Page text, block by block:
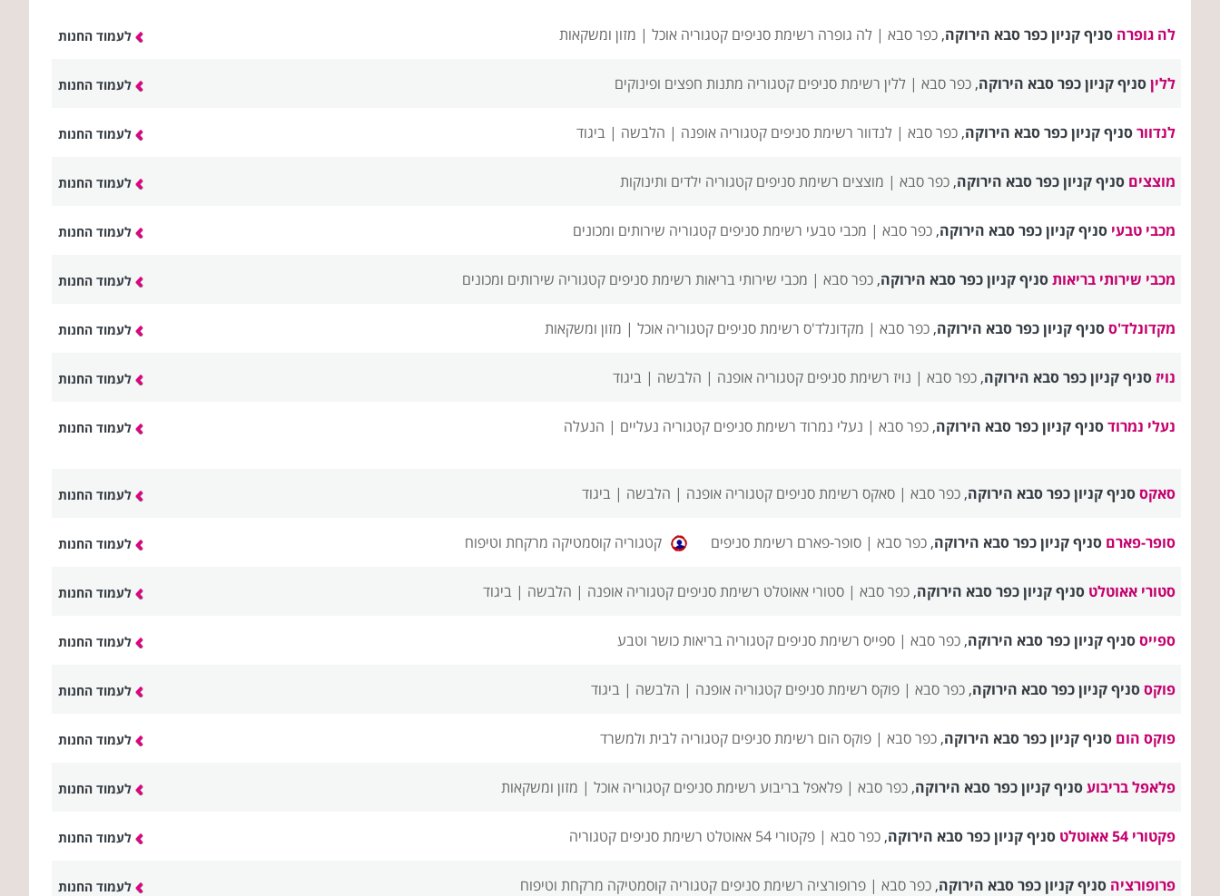
לה גופרה סניף קניון כפר סבא הירוקה,כפר סבא |לה גופרה רשימת סניפים קטגוריה אוכל | מזון ומשקאות לעמוד החנות
לליןסניף קניון כפר סבא הירוקה,כפר סבא | ללין רשימת סניפים קטגוריה מתנות חפצים ופינוקים לעמוד החנות
לנדוורסניף קניון כפר סבא הירוקה,כפר סבא |לנדוור רשימת סניפים קטגוריה אופנה | הלבשה | ביגוד לעמוד החנות
מוצצים סניף קניון כפר סבא הירוקה,כפר סבא | מוצצים רשימת סניפים קטגוריה ילדים ותינוקות לעמוד החנות
מכבי טבעי סניף קניון כפר סבא הירוקה,כפר סבא | מכבי טבעי רשימת סניפים קטגוריה שירותים ומכונים לעמוד החנות
מכבי שירותי בריאותסניף קניון כפר סבא הירוקה,כפר סבא | מכבי שירותי בריאות רשימת סניפים קטגוריה שירותים ומכונים לעמוד החנות
מקדונלד'ססניף קניון כפר סבא הירוקה,כפר סבא | מקדונלד'ס רשימת סניפים קטגוריה אוכל | מזון ומשקאות לעמוד החנות
נויזסניף קניון כפר סבא הירוקה,כפר סבא | נויז רשימת סניפים קטגוריה אופנה | הלבשה | ביגוד לעמוד החנות
נעלי נמרודסניף קניון כפר סבא הירוקה,כפר סבא | נעלי נמרוד רשימת סניפים קטגוריה נעליים | הנעלה לעמוד החנות
סאקססניף קניון כפר סבא הירוקה,כפר סבא |סאקס רשימת סניפים קטגוריה אופנה | הלבשה | ביגוד לעמוד החנות
סופר-פארם סניף קניון כפר סבא הירוקה,כפר סבא |סופר-פארם רשימת סניפים קטגוריה קוסמטיקה מרקחת וטיפוח לעמוד החנות
סטורי אאוטלט סניף קניון כפר סבא הירוקה,כפר סבא |סטורי אאוטלט רשימת סניפים קטגוריה אופנה | הלבשה | ביגוד לעמוד החנות
ספייססניף קניון כפר סבא הירוקה,כפר סבא |ספייס רשימת סניפים קטגוריה בריאות כושר וטבע לעמוד החנות
פוקססניף קניון כפר סבא הירוקה,כפר סבא |פוקס רשימת סניפים קטגוריה אופנה | הלבשה | ביגוד לעמוד החנות
פוקס הום סניף קניון כפר סבא הירוקה,כפר סבא |פוקס הום רשימת סניפים קטגוריה לבית ולמשרד לעמוד החנות
פלאפל בריבועסניף קניון כפר סבא הירוקה,כפר סבא |פלאפל בריבוע רשימת סניפים קטגוריה אוכל | מזון ומשקאות לעמוד החנות
פקטורי 54 אאוטלט סניף קניון כפר סבא הירוקה,כפר סבא |פקטורי 54 אאוטלט רשימת סניפים קטגוריה לעמוד החנות
פרופורציה סניף קניון כפר סבא הירוקה,כפר סבא |פרופורציה רשימת סניפים קטגוריה קוסמטיקה מרקחת וטיפוח לעמוד החנות